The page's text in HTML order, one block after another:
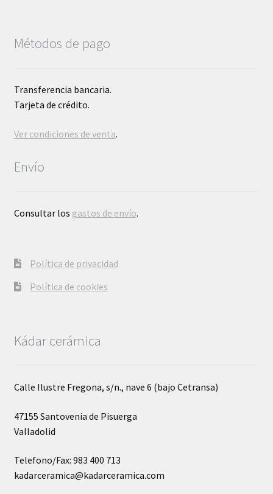
Métodos de pago
Transferencia bancaria.
Tarjeta de crédito.
Ver condiciones de venta.
Envío
Consultar los gastos de envío.
Política de privacidad
Política de cookies
Kádar cerámica
Calle Ilustre Fregona, s/n., nave 6 (bajo Cetransa)
47155 Santovenia de Pisuerga
Valladolid
Telefono/Fax: 983 400 713
kadarceramica@kadarceramica.com